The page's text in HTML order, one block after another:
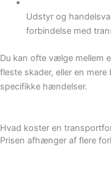
Udstyr og
forbindelse med
Du kan ofte vælge mellem
fleste skader, eller en
specifikke hændelser.
Hvad koster en
Prisen afhænger af flere